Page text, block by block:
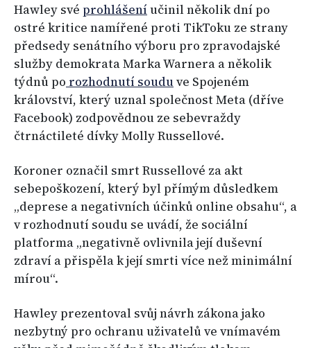
Hawley své prohlášení učinil několik dní po
ostré kritice namířené proti TikToku ze strany
předsedy senátního výboru pro zpravodajské
služby demokrata Marka Warnera a několik
týdnů po rozhodnutí souduve Spojeném
království, který uznal společnost Meta (dříve
Facebook) zodpovědnou ze sebevraždy
čtrnáctileté dívky Molly Russellové.
Koroner označil smrt Russellové za akt
sebepoškození, který byl přímým důsledkem
„deprese a negativních účinků online obsahu“, a
v rozhodnutí soudu se uvádí, že sociální
platforma „negativně ovlivnila její duševní
zdraví a přispěla k její smrti více než minimální
mírou“.
Hawley prezentoval svůj návrh zákona jako
nezbytný pro ochranu uživatelů ve vnímavém